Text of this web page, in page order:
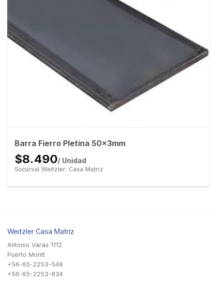
Barra Fierro Pletina 50x3mm
$8.490/ Unidad
Sucursal Weitzler: Casa Matriz
Weitzler Casa Matriz
Antonio Varas 1112
Puerto Montt
+56-65-2253-548
+56-65-2253-834